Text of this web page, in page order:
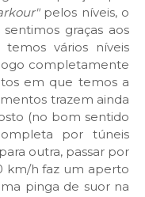
pelos níveis, o
graças aos
temos vários níveis
completamente
em que temos a
trazem ainda
(no bom sentido
por túneis
outra, passar por
km/h faz um aperto
pinga de suor na